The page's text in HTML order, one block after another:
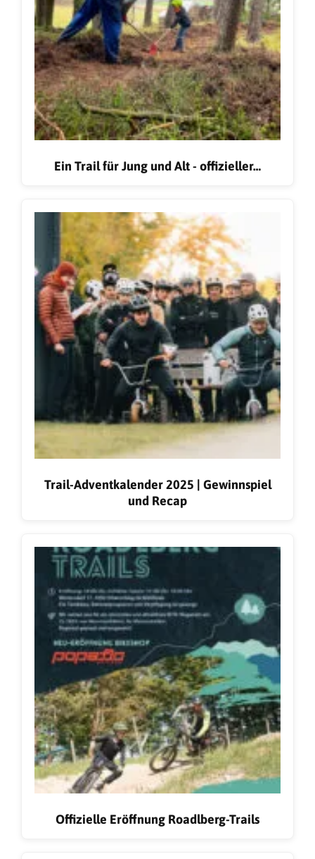
Ein Trail für Jung und Alt - offizieller…
Trail-Adventkalender 2025 | Gewinnspiel
und Recap
Offizielle Eröffnung Roadlberg-Trails